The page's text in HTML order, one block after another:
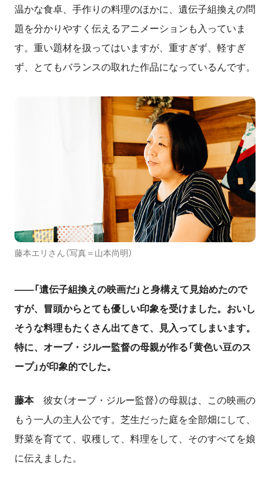
温かな食卓、手作りの料理のほかに、遺伝子組換えの問
題を分かりやすく伝えるアニメーションも入っていま
す。重い題材を扱ってはいますが、重すぎず、軽すぎ
ず、とてもバランスの取れた作品になっているんです。
藤本エリさん（写真＝山本尚明）
――「遺伝子組換えの映画だ」と身構えて見始めたので
すが、冒頭からとても優しい印象を受けました。おいし
そうな料理もたくさん出てきて、見入ってしまいます。
特に、オーブ・ジルー監督の母親が作る「黄色い豆のス
ープ」が印象的でした。
藤本彼女（オーブ・ジルー監督）の母親は、この映画の
もう一人の主人公です。芝生だった庭を全部畑にして、
野菜を育てて、収穫して、料理をして、そのすべてを娘
に伝えました。